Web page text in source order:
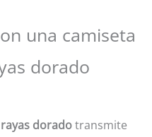
una camiseta
dorado
doradotransmite